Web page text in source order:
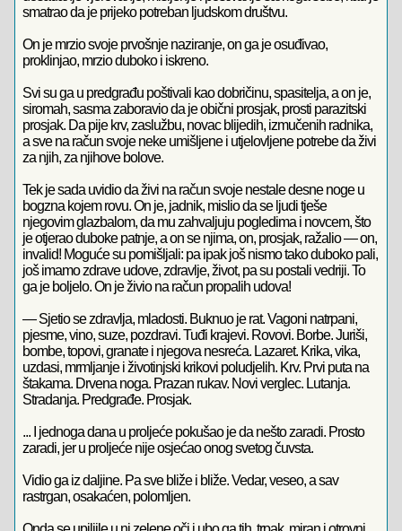
smatrao da je prijeko potreban ljudskom društvu.
On je mrzio svoje prvošnje naziranje, on ga je osuđivao,
proklinjao, mrzio duboko i iskreno.
Svi su ga u predgrađu poštivali kao dobričinu, spasitelja, a on je,
siromah, sasma zaboravio da je obični prosjak, prosti parazitski
prosjak. Da pije krv, zaslužbu, novac blijedih, izmučenih radnika,
a sve na račun svoje neke umišljene i utjelovljene potrebe da živi
za njih, za njihove bolove.
Tek je sada uvidio da živi na račun svoje nestale desne noge u
bogzna kojem rovu. On je, jadnik, mislio da se ljudi tješe
njegovim glazbalom, da mu zahvaljuju pogledima i novcem, što
je otjerao duboke patnje, a on se njima, on, prosjak, ražalio — on,
invalid! Moguće su pomišljali: pa ipak još nismo tako duboko pali,
još imamo zdrave udove, zdravlje, život, pa su postali vedriji. To
ga je boljelo. On je živio na račun propalih udova!
— Sjetio se zdravlja, mladosti. Buknuo je rat. Vagoni natrpani,
pjesme, vino, suze, pozdravi. Tuđi krajevi. Rovovi. Borbe. Juriši,
bombe, topovi, granate i njegova nesreća. Lazaret. Krika, vika,
uzdasi, mrmljanje i životinjski krikovi poludjelih. Krv. Prvi puta na
štakama. Drvena noga. Prazan rukav. Novi verglec. Lutanja.
Stradanja. Predgrađe. Prosjak.
... I jednoga dana u proljeće pokušao je da nešto zaradi. Prosto
zaradi, jer u proljeće nije osjećao onog svetog čuvsta.
Vidio ga iz daljine. Pa sve bliže i bliže. Vedar, veseo, a sav
rastrgan, osakaćen, polomljen.